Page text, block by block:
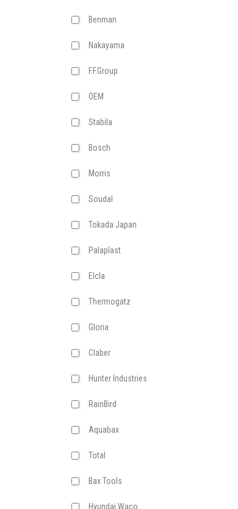
Benman
Nakayama
F.F.Group
ΟΕΜ
Stabila
Bosch
Morris
Soudal
Tokada Japan
Palaplast
Elcla
Thermogatz
Gloria
Claber
Hunter Industries
RainBird
Aquabax
Total
Bax Tools
Hyundai Waco